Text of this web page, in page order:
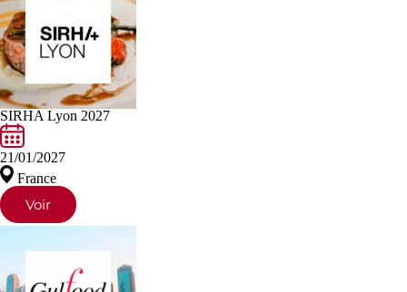
SIRHA Lyon 2027
21/01/2027
France
Voir